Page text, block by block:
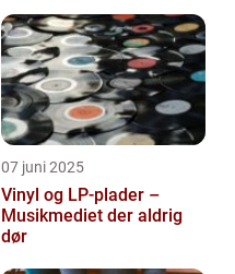
07 juni 2025
Vinyl og LP-plader –
Musikmediet der aldrig
dør